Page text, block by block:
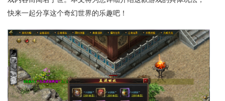
快来一起分享这个奇幻世界的乐趣吧！